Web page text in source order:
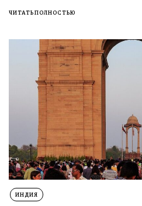
ЧИТАТЬ ПОЛНОСТЬЮ
ИНДИЯ